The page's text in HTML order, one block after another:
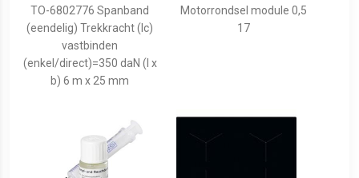
TO-6802776 Spanband
(eendelig) Trekkracht (lc)
vastbinden
(enkel/direct)=350 daN (l x
b) 6 m x 25 mm
Motorrondsel module 0,5
17